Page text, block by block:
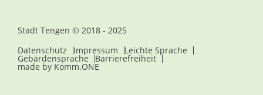
Stadt Tengen © 2018 - 2025
Datenschutz
Impressum Leichte Sprache
Gebärdensprache Barrierefreiheit
made by Komm.ONE